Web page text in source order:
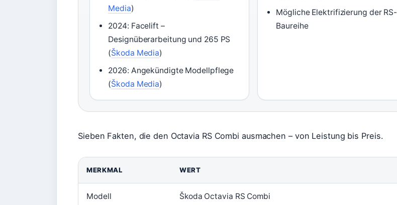
Media)
2024: Facelift –
Designüberarbeitung und 265 PS
(Škoda Media)
2026: Angekündigte Modellpflege
(Škoda Media)
Mögliche Elektrifizierung der RS-
Baureihe
Sieben Fakten, die den Octavia RS Combi ausmachen – von Leistung bis Preis.
MERKMAL WERT
Modell Škoda Octavia RS Combi